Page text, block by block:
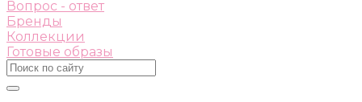
Вопрос - ответ
Бренды
Коллекции
Готовые образы